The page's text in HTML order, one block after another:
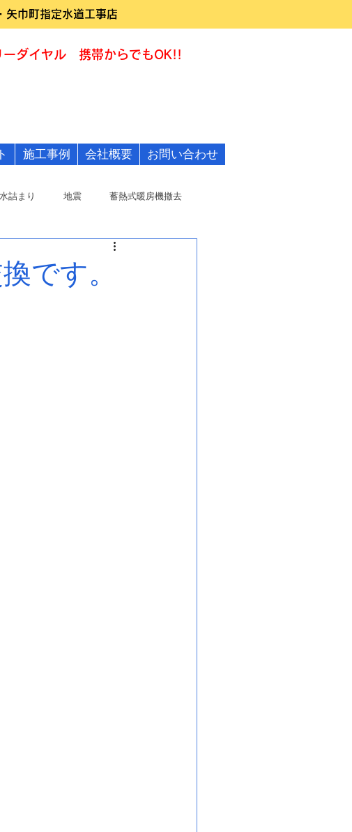
矢巾町指定水道工事店
ーダイヤル 携帯からでもOK!!
施工事例 会社概要 お問い合わせ
詰まり 地震 蓄熱式暖房機撤去
です。